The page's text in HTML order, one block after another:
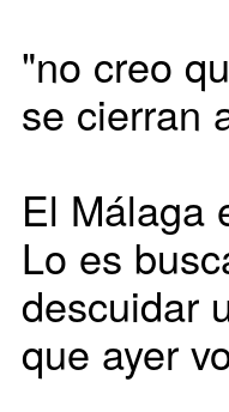
"no creo
se cierran
El Málaga
Lo es
descuidar
que ayer